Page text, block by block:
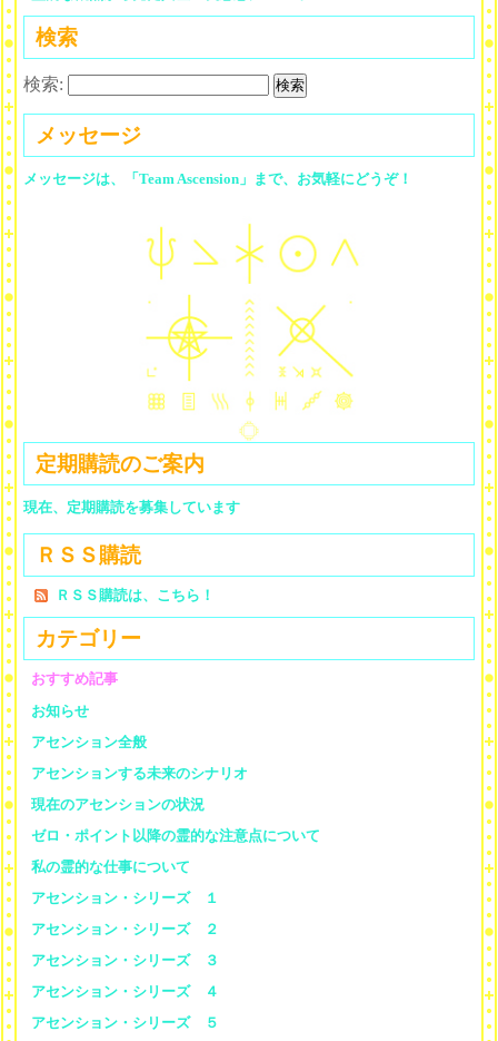
検索
検索:
メッセージ
メッセージは、「Team Ascension」まで、お気軽にどうぞ！
定期購読のご案内
現在、定期購読を募集しています
ＲＳＳ購読
ＲＳＳ購読は、こちら！
カテゴリー
おすすめ記事
お知らせ
アセンション全般
アセンションする未来のシナリオ
現在のアセンションの状況
ゼロ・ポイント以降の霊的な注意点について
私の霊的な仕事について
アセンション・シリーズ １
アセンション・シリーズ ２
アセンション・シリーズ ３
アセンション・シリーズ ４
アセンション・シリーズ ５